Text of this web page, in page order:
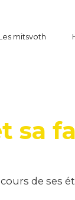
mitsvoth
sa
de ses